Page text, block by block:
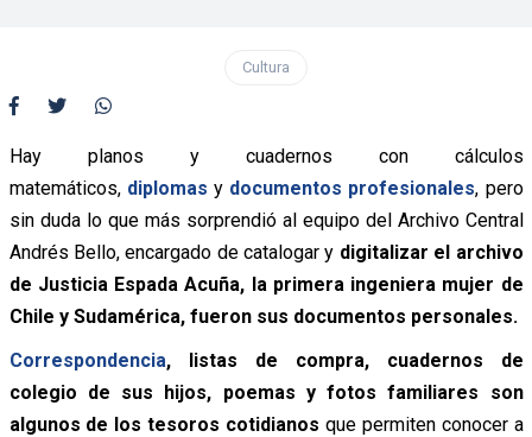
Cultura
Hay planos y cuadernos con cálculos
matemáticos, diplomas y documentos profesionales, pero
sin duda lo que más sorprendió al equipo del Archivo Central
Andrés Bello, encargado de catalogar y digitalizar el archivo
de Justicia Espada Acuña, la primera ingeniera mujer de
Chile y Sudamérica, fueron sus documentos personales.
Correspondencia, listas de compra, cuadernos de
colegio de sus hijos, poemas y fotos familiares son
algunos de los tesoros cotidianos que permiten conocer a